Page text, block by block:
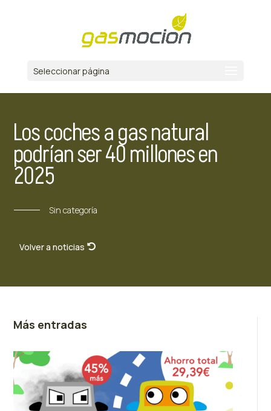
Seleccionar página
Los coches a gas natural
podrían ser 40 millones en
2025
Sin categoría
Volver a noticias
Más entradas